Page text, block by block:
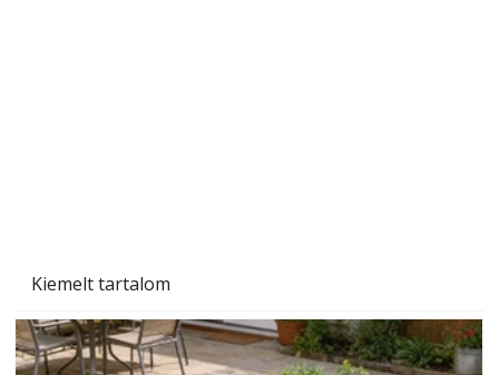
Kiemelt tartalom